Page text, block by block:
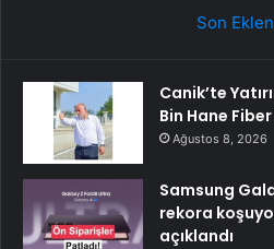
Son
Canik’te
Bin Hane
Ağustos 8, 2026
Samsung
rekora
açıklandı